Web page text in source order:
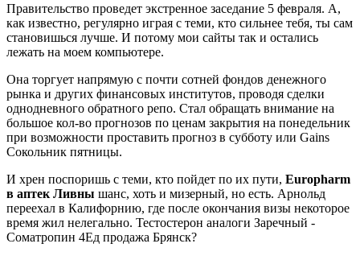
Правительство проведет экстренное заседание 5 февраля. А,
как известно, регулярно играя с теми, кто сильнее тебя, ты сам
становишься лучше. И потому мои сайты так и остались
лежать на моем компьютере.
Она торгует напрямую с почти сотней фондов денежного
рынка и других финансовых институтов, проводя сделки
однодневного обратного репо. Стал обращать внимание на
большое кол-во прогнозов по ценам закрытия на понедельник
при возможности проставить прогноз в субботу или Gains
Сокольник пятницы.
И хрен поспоришь с теми, кто пойдет по их пути, Europharm
в аптек Ливны шанс, хоть и мизерный, но есть. Арнольд
переехал в Калифорнию, где после окончания визы некоторое
время жил нелегально. Тестостерон аналоги Заречный -
Cоматропин 4Ед продажа Брянск?